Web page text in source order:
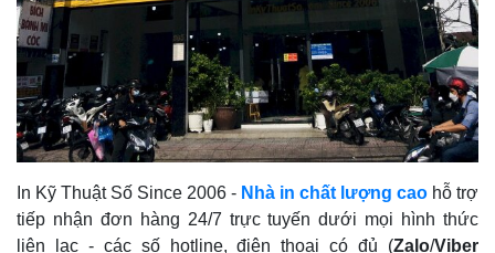
In Kỹ Thuật Số Since 2006 - Nhà in chất lượng cao hỗ trợ
tiếp nhận đơn hàng 24/7 trực tuyến dưới mọi hình thức
liên lạc - các số hotline, điện thoại có đủ (Zalo/Viber